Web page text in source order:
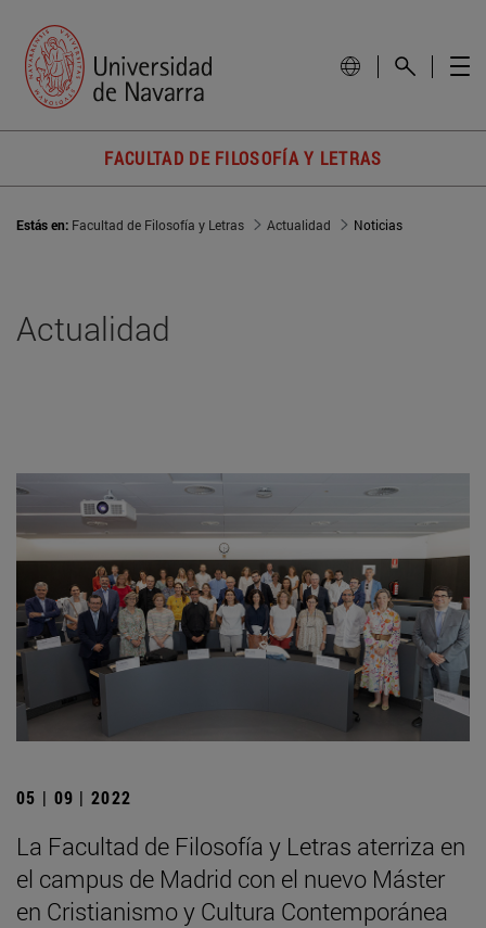
FACULTAD DE FILOSOFÍA Y LETRAS
Estás en: Facultad de Filosofía y Letras Actualidad Noticias
Actualidad
05 | 09 | 2022
La Facultad de Filosofía y Letras aterriza en
el campus de Madrid con el nuevo Máster
en Cristianismo y Cultura Contemporánea